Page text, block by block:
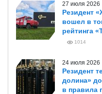
27 июля 2026
Резидент
вошел в
рейтинга
1014
24 июля 2026
Резидент
долина»
в правила